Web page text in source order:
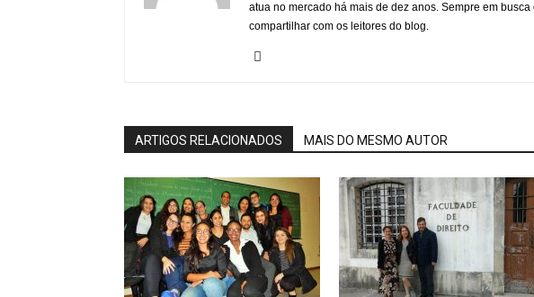
atua no mercado há mais de dez anos. Sempre em
compartilhar com os leitores do blog.
ARTIGOS RELACIONADOS MAIS DO MESMO AUTOR